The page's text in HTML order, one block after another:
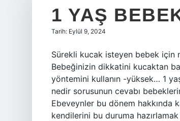
1 YAŞ
Tarih: Eylül 9, 2024
Sürekli kucak isteyen bebek için
Bebeğinizin dikkatini kucaktan
yöntemini kullanın -yüksek… 1
nedir sorusunun cevabı
Ebeveynler bu dönem hakkında
kendilerini bu duruma